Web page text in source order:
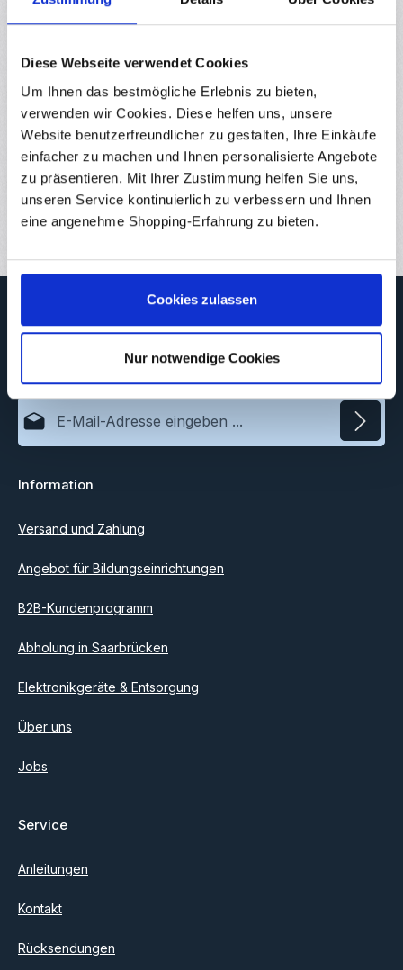
Diese Webseite verwendet Cookies
Um Ihnen das bestmögliche Erlebnis zu bieten,
verwenden wir Cookies. Diese helfen uns, unsere
Website benutzerfreundlicher zu gestalten, Ihre Einkäufe
einfacher zu machen und Ihnen personalisierte Angebote
zu präsentieren. Mit Ihrer Zustimmung helfen Sie uns,
unseren Service kontinuierlich zu verbessern und Ihnen
eine angenehme Shopping-Erfahrung zu bieten.
Cookies zulassen
Nur notwendige Cookies
Lösung, wenn du eine präzise und zuverlässige
Spannungsregelung für de…Mehr
Eigenschaften
Downloads
Bewertungen
Abonnieren Sie jetzt unseren regelmäßig erscheinenden
Newsletter, um rechtzeitig über neue Produkte und Angebote
E-Mail-Adresse*
Ich habe dieDatenschutzbestimmungen
einverstanden.
Information
Versand und Zahlung
Angebot für Bildungseinrichtungen
B2B-Kundenprogramm
Abholung in Saarbrücken
Elektronikgeräte & Entsorgung
Über uns
Jobs
Service
Anleitungen
Kontakt
Rücksendungen